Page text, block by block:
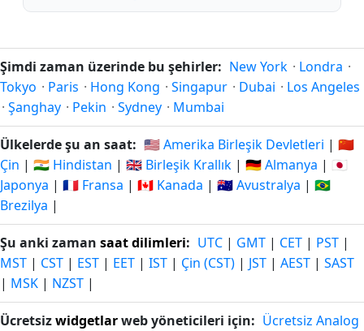
Şimdi zaman üzerinde bu şehirler: New York · Londra ·
Tokyo · Paris · Hong Kong · Singapur · Dubai · Los Angeles
· Şanghay · Pekin · Sydney · Mumbai
Ülkelerde şu an saat: 🇺🇸 Amerika Birleşik Devletleri | 🇨🇳
Çin | 🇮🇳 Hindistan | 🇬🇧 Birleşik Krallık | 🇩🇪 Almanya | 🇯🇵
Japonya | 🇫🇷 Fransa | 🇨🇦 Kanada | 🇦🇺 Avustralya | 🇧🇷
Brezilya |
Şu anki zaman saat dilimleri: UTC | GMT | CET | PST |
MST | CST | EST | EET | IST | Çin (CST) | JST | AEST | SAST
| MSK | NZST |
Ücretsizwidgetlarweb yöneticileri için: Ücretsiz Analog